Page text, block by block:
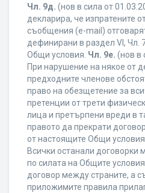
Чл. 9д. (нов в сила от
декларира, че изпратените
съобщения (e-mail)
дефинирани в раздел VI, Чл.
Общи условия. Чл. 9е. (нов в
При нарушение на някое от
предходните членове
право на обезщетение за
претенции от трети
лица и претърпени вреди в
правото да прекрати
от настоящите Общи условия.
Всички останали договорки
по силата на Общите
договор между страните, а
приложимите правила